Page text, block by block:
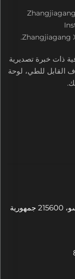
Zhangjiagang
ذات خبرة تصديرية
القابل للطي، لوحة
7 شارع تشينغزا الأوسط، بلدة يانغشي، جيانغسو، 215600 جمهورية